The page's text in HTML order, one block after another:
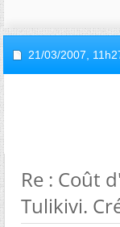
21/03/2007,
Re : Coût
Tulikivi.